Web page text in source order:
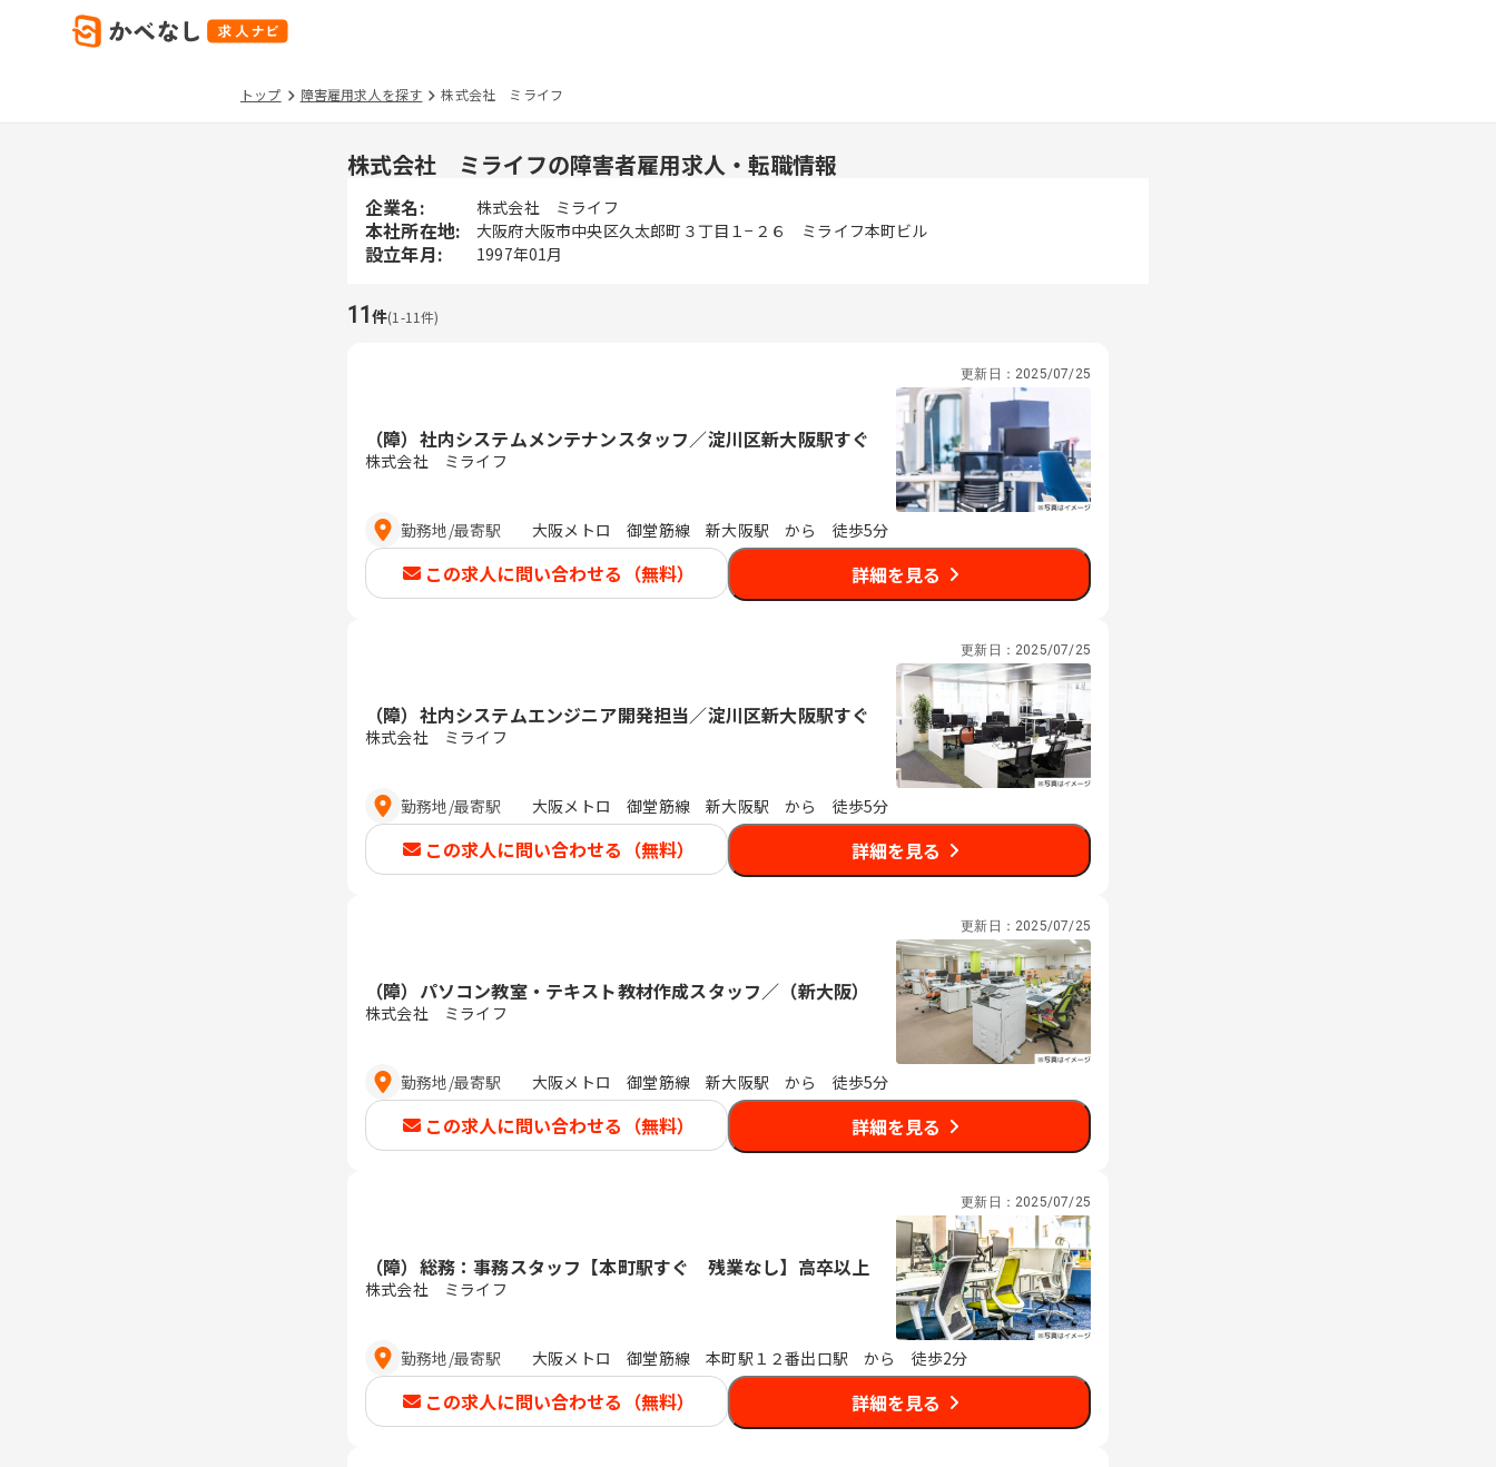
トップ 障害雇用求人を探す 株式会社 ミライフ
株式会社 ミライフの障害者雇用求人・転職情報
企業名: 株式会社 ミライフ
本社所在地: 大阪府大阪市中央区久太郎町３丁目１−２６ ミライフ本町ビル
設立年月: 1997年01月
11 件(1 -11件)
更新日： 2025/07/25
（障）社内システムメンテナンスタッフ／淀川区新大阪駅すぐ
株式会社 ミライフ
勤務地/最寄駅 大阪メトロ 御堂筋線 新大阪駅 から 徒歩5分
この求人に問い合わせる（無料） 詳細を見る
更新日： 2025/07/25
（障）社内システムエンジニア開発担当／淀川区新大阪駅すぐ
株式会社 ミライフ
勤務地/最寄駅 大阪メトロ 御堂筋線 新大阪駅 から 徒歩5分
この求人に問い合わせる（無料） 詳細を見る
更新日： 2025/07/25
（障）パソコン教室・テキスト教材作成スタッフ／（新大阪）
株式会社 ミライフ
勤務地/最寄駅 大阪メトロ 御堂筋線 新大阪駅 から 徒歩5分
この求人に問い合わせる（無料） 詳細を見る
更新日： 2025/07/25
（障）総務：事務スタッフ【本町駅すぐ 残業なし】高卒以上
株式会社 ミライフ
勤務地/最寄駅 大阪メトロ 御堂筋線 本町駅１２番出口駅 から 徒歩2分
この求人に問い合わせる（無料） 詳細を見る